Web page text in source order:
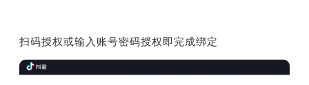
扫码授权或输入账号密码授权即完成绑定